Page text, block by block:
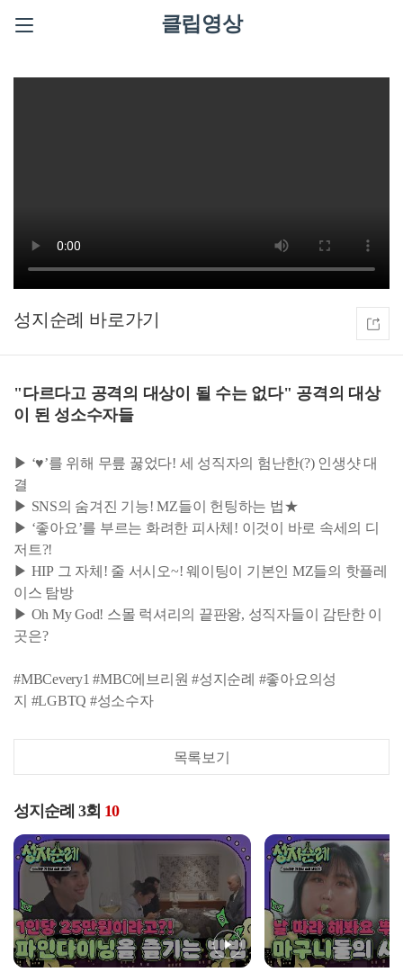
클립영상
성지순례
"다르다고 공격의 대상이 될 수는 없다" 공격의 대상
이 된 성소수자들
▶ ‘♥’를 위해 무릎 꿇었다! 세 성직자의 험난한(?) 인생샷 대
결
▶ SNS의 숨겨진 기능! MZ들이 헌팅하는 법★
▶ ‘좋아요’를 부르는 화려한 피사체! 이것이 바로 속세의 디
저트?!
▶ HIP 그 자체! 줄 서시오~! 웨이팅이 기본인 MZ들의 핫플레
이스 탐방
▶ Oh My God! 스몰 럭셔리의 끝판왕, 성직자들이 감탄한 이
곳은?
#MBCevery1 #MBC에브리원 #성지순례 #좋아요의성
지 #LGBTQ #성소수자
목록보기
성지순례 3회 10